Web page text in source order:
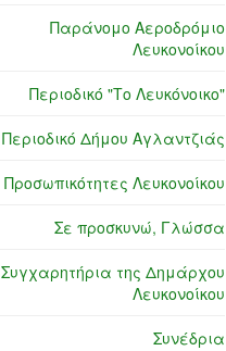
Παράνομο Αεροδρόμιο
Λευκονοίκου
Περιοδικό "Το Λευκόνοικο"
Περιοδικό Δήμου Αγλαντζιάς
Προσωπικότητες Λευκονοίκου
Σε προσκυνώ, Γλώσσα
Συγχαρητήρια της Δημάρχου
Λευκονοίκου
Συνέδρια